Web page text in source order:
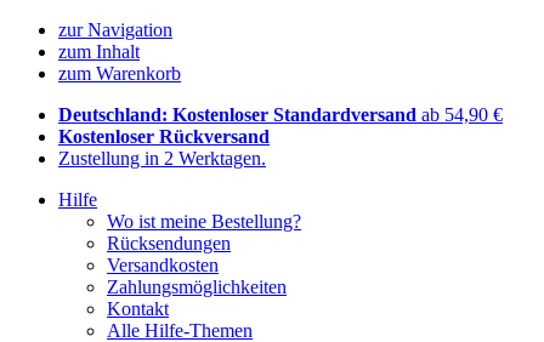
zur Navigation
zum Inhalt
zum Warenkorb
Deutschland: Kostenloser Standardversand ab 54,90 €
Kostenloser Rückversand
Zustellung in 2 Werktagen.
Hilfe
Wo ist meine Bestellung?
Rücksendungen
Versandkosten
Zahlungsmöglichkeiten
Kontakt
Alle Hilfe-Themen